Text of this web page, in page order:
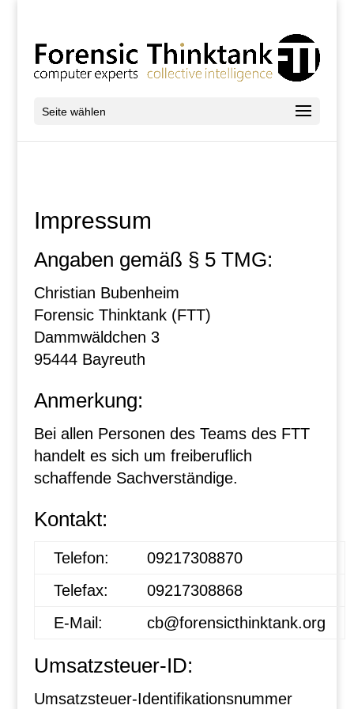
Seite wählen
Impressum
Angaben gemäß § 5 TMG:
Christian Bubenheim
Forensic Thinktank (FTT)
Dammwäldchen 3
95444 Bayreuth
Anmerkung:
Bei allen Personen des Teams des FTT
handelt es sich um freiberuflich
schaffende Sachverständige.
Kontakt:
Telefon:
09217308870
Telefax:
09217308868
E-Mail:
cb@forensicthinktank.org
Umsatzsteuer-ID:
Umsatzsteuer-Identifikationsnummer